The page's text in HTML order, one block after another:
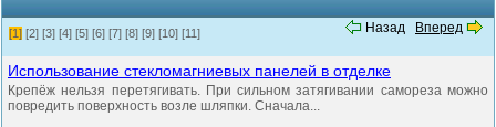
Назад Вперед
[1] [2] [3] [4] [5] [6] [7] [8] [9] [10] [11]
Использование стекломагниевых панелей в отделке
Крепёж нельзя перетягивать. При сильном затягивании самореза можно
повредить поверхность возле шляпки. Сначала...